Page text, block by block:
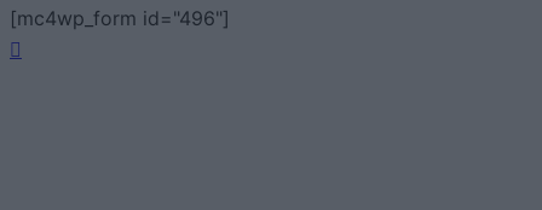
[mc4wp_form id="496"]